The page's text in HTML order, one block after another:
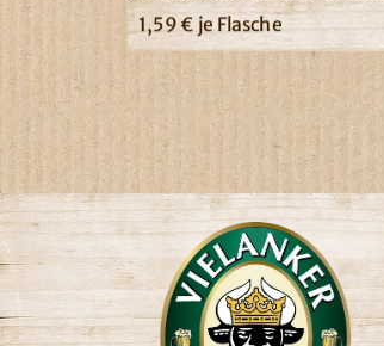
1,59€ je Flasche